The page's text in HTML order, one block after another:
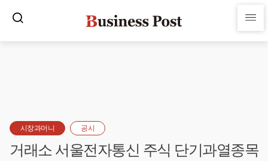
시장과머니 공시
거래소 서울전자통신 주식 단기과열종목